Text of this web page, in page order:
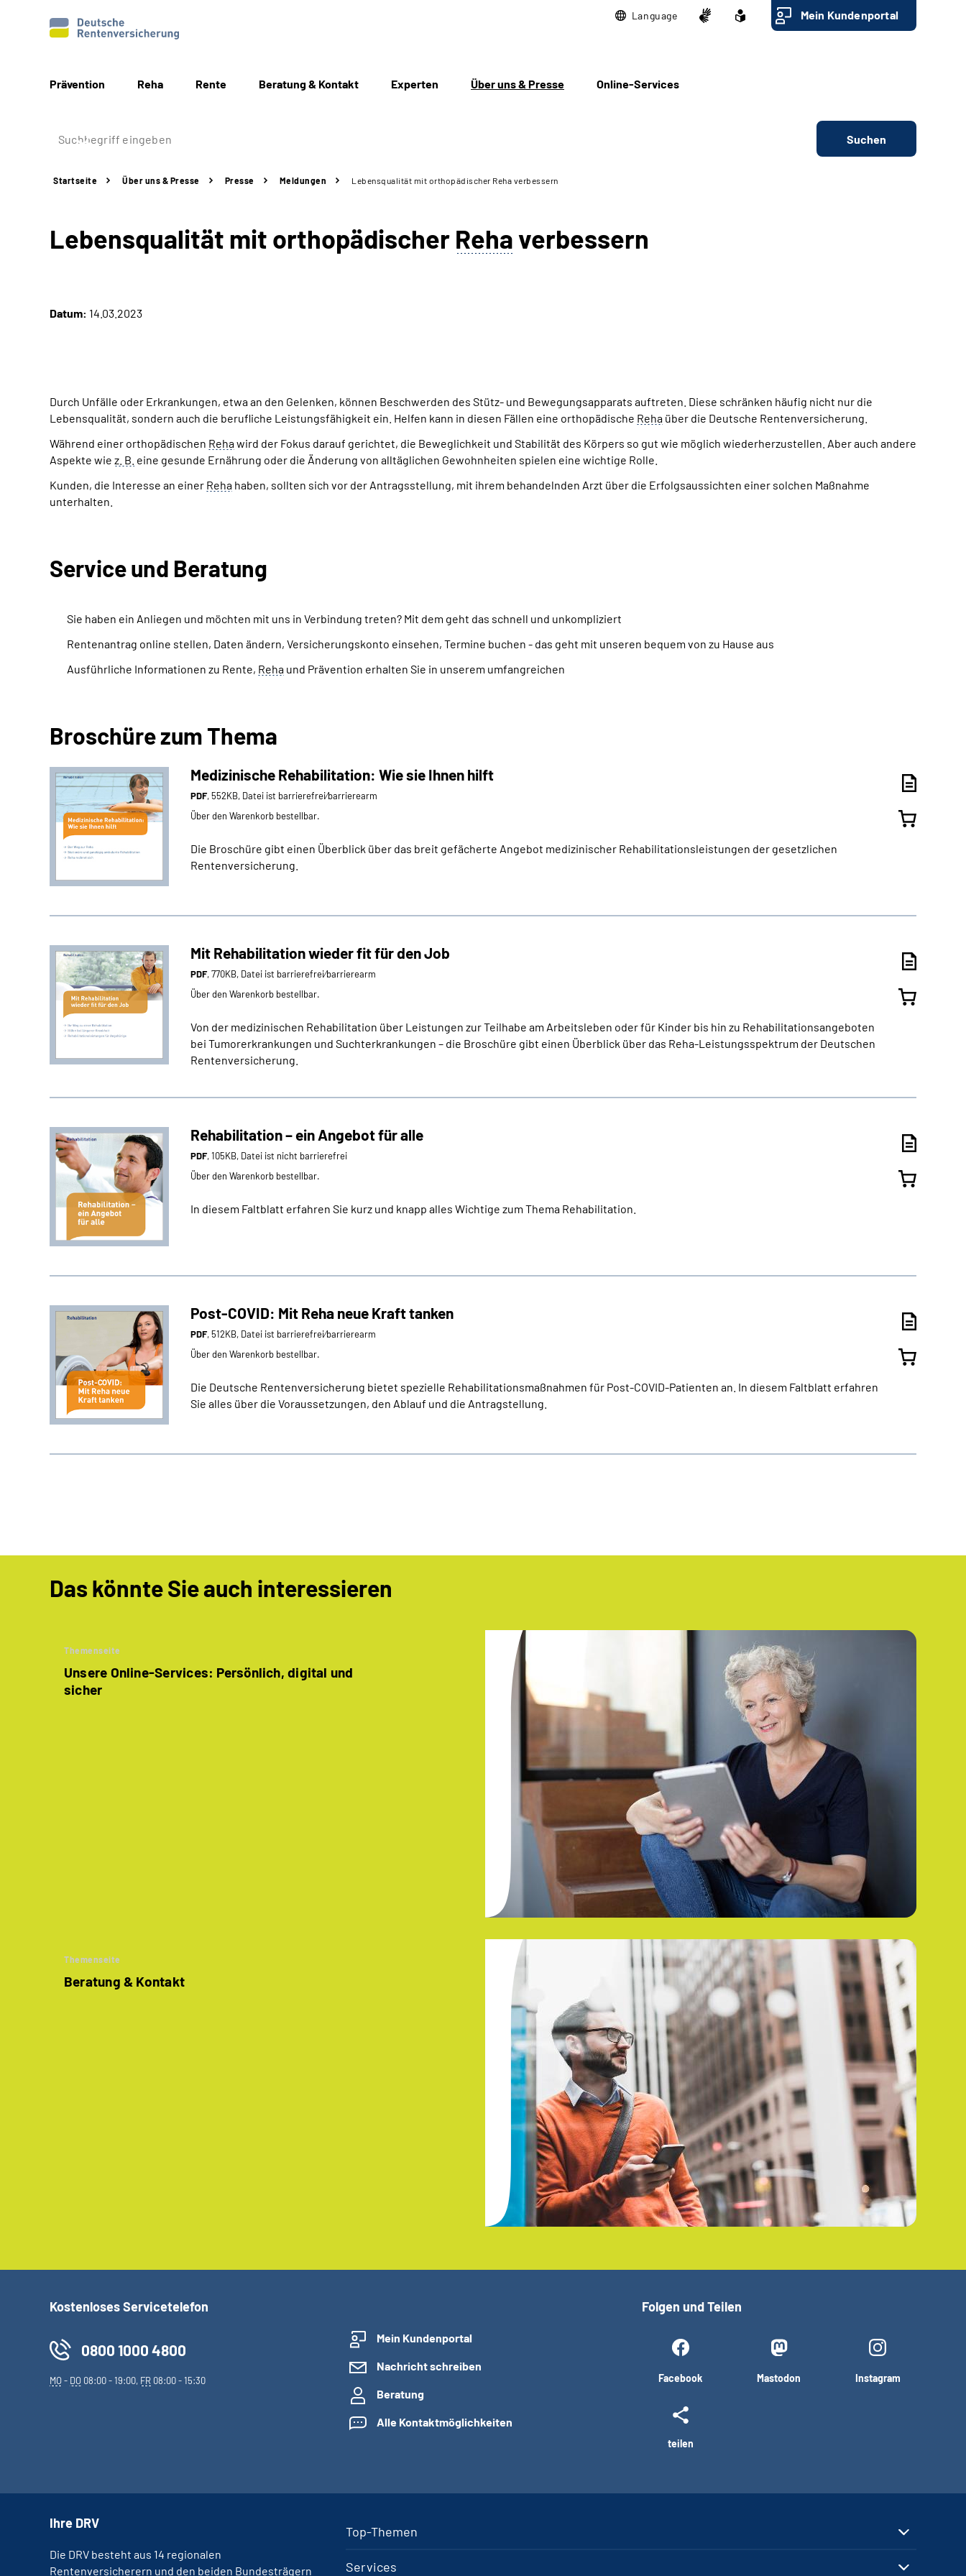
Language Mein Kundenportal
Prävention Reha Rente Beratung & Kontakt Experten Über uns & Presse Online-Services
Suchen
Startseite Über uns & Presse Presse Meldungen Lebensqualität mit orthopädischer Reha verbessern
Lebensqualität mit orthopädischer Rehaverbessern
Datum: 14.03.2023
Durch Unfälle oder Erkrankungen, etwa an den Gelenken, können Beschwerden des Stütz- und Bewegungsapparats auftreten. Diese schränken häufig nicht nur die
Lebensqualität, sondern auch die berufliche Leistungsfähigkeit ein. Helfen kann in diesen Fällen eine orthopädische Reha über die Deutsche Rentenversicherung.
Während einer orthopädischen Rehawird der Fokus darauf gerichtet, die Beweglichkeit und Stabilität des Körpers so gut wie möglich wiederherzustellen. Aber auch andere
Aspekte wie z. B. eine gesunde Ernährung oder die Änderung von alltäglichen Gewohnheiten spielen eine wichtige Rolle.
Kunden, die Interesse an einer Reha haben, sollten sich vor der Antragsstellung, mit ihrem behandelnden Arzt über die Erfolgsaussichten einer solchen Maßnahme
unterhalten.
Service und Beratung
Sie haben ein Anliegen und möchten mit uns in Verbindung treten? Mit dem geht das schnell und unkompliziert
Rentenantrag online stellen, Daten ändern, Versicherungskonto einsehen, Termine buchen - das geht mit unseren bequem von zu Hause aus
Ausführliche Informationen zu Rente, Reha und Prävention erhalten Sie in unserem umfangreichen
Broschüre zum Thema
Medizinische Rehabilitation: Wie sie Ihnen hilft
PDF, 552KB, Datei ist barrierefrei⁄barrierearm
Über den Warenkorb bestellbar.
Die Broschüre gibt einen Überblick über das breit gefächerte Angebot medizinischer Rehabilitationsleistungen der gesetzlichen
Rentenversicherung.
Mit Rehabilitation wieder fit für den Job
PDF, 770KB, Datei ist barrierefrei⁄barrierearm
Über den Warenkorb bestellbar.
Von der medizinischen Rehabilitation über Leistungen zur Teilhabe am Arbeitsleben oder für Kinder bis hin zu Rehabilitationsangeboten
bei Tumorerkrankungen und Suchterkrankungen – die Broschüre gibt einen Überblick über das Reha-Leistungsspektrum der Deutschen
Rentenversicherung.
Rehabilitation – ein Angebot für alle
PDF, 105KB, Datei ist nicht barrierefrei
Über den Warenkorb bestellbar.
In diesem Faltblatt erfahren Sie kurz und knapp alles Wichtige zum Thema Rehabilitation.
Post-COVID: Mit Reha neue Kraft tanken
PDF, 512KB, Datei ist barrierefrei⁄barrierearm
Über den Warenkorb bestellbar.
Die Deutsche Rentenversicherung bietet spezielle Rehabilitationsmaßnahmen für Post-COVID-Patienten an. In diesem Faltblatt erfahren
Sie alles über die Voraussetzungen, den Ablauf und die Antragstellung.
Das könnte Sie auch interessieren
Themenseite
Unsere Online-Services: Persönlich, digital und
sicher
Themenseite
Beratung & Kontakt
Kostenloses Servicetelefon
0800 1000 4800
MO- DO 08:00 - 19:00, FR 08:00 - 15:30
Mein Kundenportal
Nachricht schreiben
Beratung
Alle Kontaktmöglichkeiten
Folgen und Teilen
Facebook Mastodon Instagram
teilen
Top-Themen
Services
Ihre DRV
Die DRV besteht aus 14 regionalen
Rentenversicherern und den beiden Bundesträgern